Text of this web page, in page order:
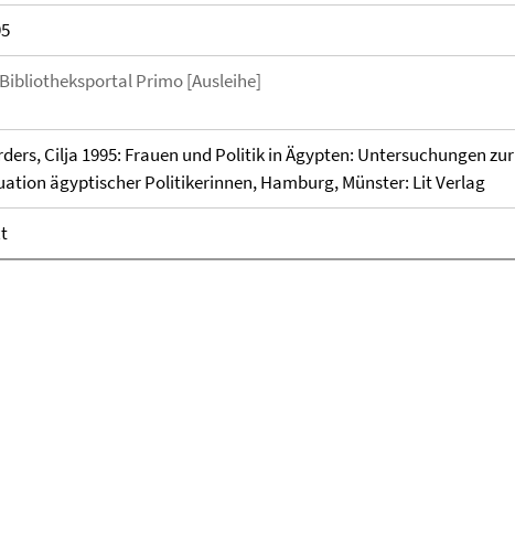
Bibliotheksportal Primo [Ausleihe]
Cilja 1995: Frauen und Politik in Ägypten: Untersuchungen zur
ägyptischer Politikerinnen, Hamburg, Münster: Lit Verlag